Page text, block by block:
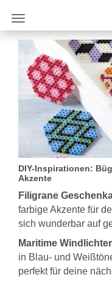
DIY-Inspirationen:
Akzente
Filigrane
farbige Akzente für
sich wunderbar auf
Maritime
in Blau- und
perfekt für deine